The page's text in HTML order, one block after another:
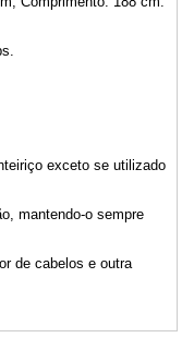
exceto se utilizado
mantendo-o sempre
de cabelos e outra